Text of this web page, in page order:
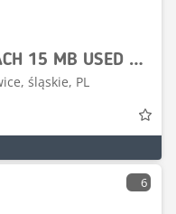
Liebherr R 944B LONG REACH 15 MB USED ARM
śląskie, PL
6